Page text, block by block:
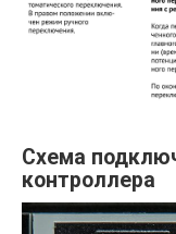
Схема
контроллера